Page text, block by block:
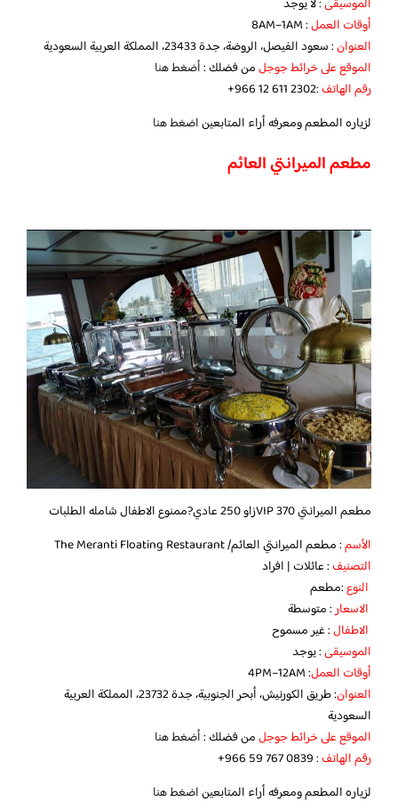
أوقات العمل: 8AM–1AM
العنوان: سعود الفيصل، الروضة، جدة 23433، المملكة العربية السعودية
الموقع على خرائط جوجلمن فضلك :أضغط هنا
رقم الهاتف:‪+966 12 611 2302‬‏
لزياره المطعم ومعرفه أراء المتابعيناضغط هنا
مطعم الميرانتي العائم
مطعم الميرانتي 370 VIPزاو 250 عادي?ممنوع الاطفال شامله الطلبات
الأسم: مطعم الميرانتي العائم/ The Meranti Floating Restaurant
التصنيف: عائلات | افراد
النوع:مطعم
الاسعار: متوسطة
الاطفال: غير مسموح
الموسيقى: يوجد
أوقات العمل: 4PM–12AM
العنوان
: طريق الكورنيش، أبحر الجنوبية، جدة 23732، المملكة العربية
السعودية
الموقع على خرائط جوجلمن فضلك :أضغط هنا
رقم الهاتف:‏ ‪‏‪‏‪+966 59 767 0839‬‏
لزياره المطعم ومعرفه أراء المتابعيناضغط هنا